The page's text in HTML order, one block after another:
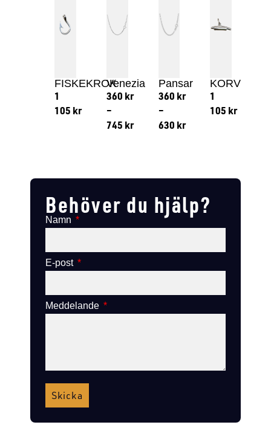
FISKEKROK
1
105 kr
Venezia
360 kr
–
745 kr
Pansar
360 kr
–
630 kr
KORV
1
105 kr
Behöver du hjälp?
Namn
E-post
Meddelande
Skicka